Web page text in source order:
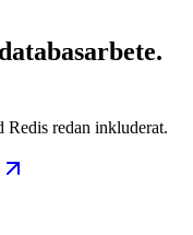
Redis redan inkluderat.